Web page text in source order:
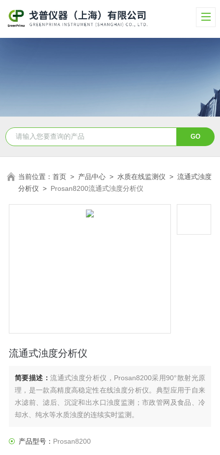
当前位置：首页 > 产品中心 > 水质在线监测仪 >流通式浊度
分析仪 > Prosan8200流通式浊度分析仪
流通式浊度分析仪
简要描述：流通式浊度分析仪，Prosan8200采用90°散射光原
理，是一款高精度高稳定性在线浊度分析仪。典型应用于自来
水滤前、滤后、沉淀和出水口浊度监测；市政管网及食品、冷
却水、纯水等水质浊度的连续实时监测。
产品型号： Prosan8200